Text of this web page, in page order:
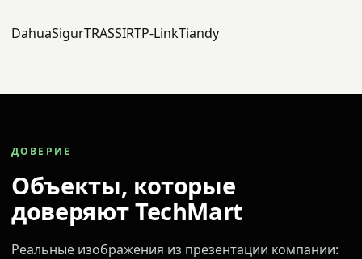
DahuaSigurTRASSIRTP-LinkTiandy
ДОВЕРИЕ
Объекты, которые
доверяют TechMart
Реальные изображения из презентации компании: